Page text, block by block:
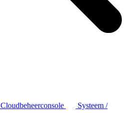
Cloudbeheerconsole
Systeem /